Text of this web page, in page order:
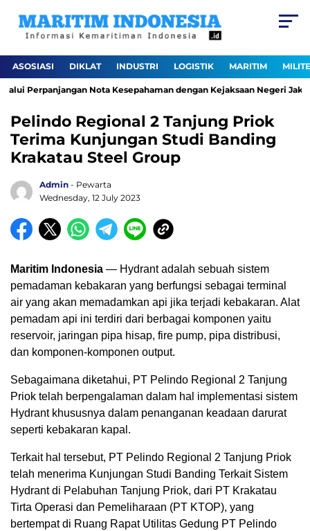
ASOSIASI DIKLAT INDUSTRI LOGISTIK MARITIM
Perpanjangan Nota Kesepahaman dengan Kejaksaan Negeri
Pelindo Regional 2 Tanjung Priok
Terima Kunjungan Studi Banding
Krakatau Steel Group
Admin - Pewarta
Wednesday, 12 July 2023
Maritim Indonesia — Hydrant adalah sebuah sistem
pemadaman kebakaran yang berfungsi sebagai terminal
air yang akan memadamkan api jika terjadi kebakaran. Alat
pemadam api ini terdiri dari berbagai komponen yaitu
reservoir, jaringan pipa hisap, fire pump, pipa distribusi,
dan komponen-komponen output.
Sebagaimana diketahui, PT Pelindo Regional 2 Tanjung
Priok telah berpengalaman dalam hal implementasi sistem
Hydrant khususnya dalam penanganan keadaan darurat
seperti kebakaran kapal.
Terkait hal tersebut, PT Pelindo Regional 2 Tanjung Priok
telah menerima Kunjungan Studi Banding Terkait Sistem
Hydrant di Pelabuhan Tanjung Priok, dari PT Krakatau
Tirta Operasi dan Pemeliharaan (PT KTOP), yang
bertempat di Ruang Rapat Utilitas Gedung PT Pelindo